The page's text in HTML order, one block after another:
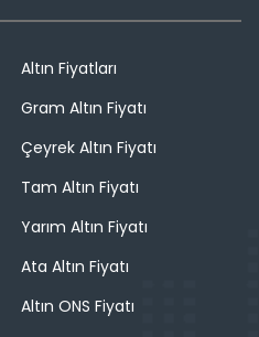
Altın Fiyatları
Gram Altın Fiyatı
Çeyrek Altın Fiyatı
Tam Altın Fiyatı
Yarım Altın Fiyatı
Ata Altın Fiyatı
Altın ONS Fiyatı